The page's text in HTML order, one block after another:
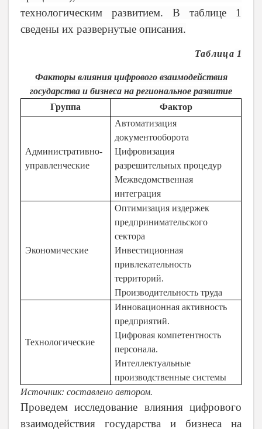
технологическим развитием. В таблице 1
сведены их развернутые описания.
Таблица 1
Факторы влияния цифрового взаимодействия
государства и бизнеса на региональное развитие
Группа
Фактор
Административно-
управленческие
Автоматизация
документооборота
Цифровизация
разрешительных процедур
Межведомственная
интеграция
Экономические
Оптимизация издержек
предпринимательского
сектора
Инвестиционная
привлекательность
территорий.
Производительность труда
Технологические
Инновационная активность
предприятий.
Цифровая компетентность
персонала.
Интеллектуальные
производственные системы
Источник: составлено автором.
Проведем исследование влияния цифрового
взаимодействия государства и бизнеса на